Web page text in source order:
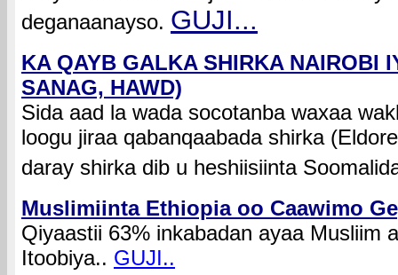
deganaanayso. GUJI...
KA QAYB GALKA SHIRKA NAIROBI
SANAG, HAWD)
Sida aad la wada socotanba waxaa
loogu jiraa qabanqaabada shirka
daray shirka dib u heshiisiinta
Muslimiinta Ethiopia oo Caawimo
Qiyaastii 63% inkabadan ayaa Musliim
Itoobiya.. GUJI..